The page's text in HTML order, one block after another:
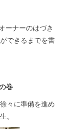
ーナーのはづき
できるまでを書
巻
々に準備を進め
。